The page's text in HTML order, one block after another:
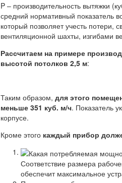
P – производительность вытяжки
средний нормативный показатель
который позволяет учесть потери,
вентиляционной шахты, изгибами
Рассчитаем на примере
высотой потолков 2,5 м:
Таким образом, для этого
меньше 351 куб. м/ч. Показатель
корпусе.
Кроме этого каждый прибор
Соответствие размера
обеспечит максимальное